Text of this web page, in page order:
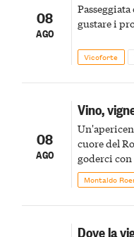
08
AGO
gustare i
Vicoforte
08
AGO
Vino,
cuore del
goderci
Montaldo
Dove la